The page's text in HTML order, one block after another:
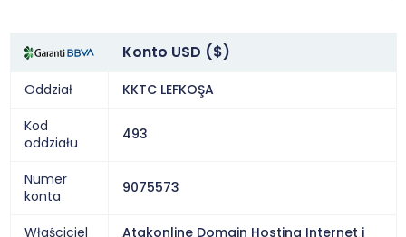
Konto USD ($)
Oddział
KKTC LEFKOŞA
Kod
oddziału
493
Numer
konta
9075573
Właściciel
Atakonline Domain Hosting Internet i